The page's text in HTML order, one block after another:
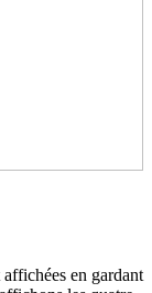
en gardant